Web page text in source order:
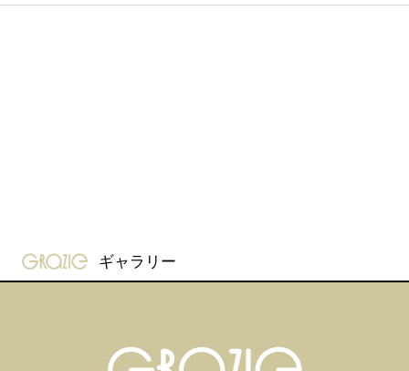
gravure-grazie
ギャラリー